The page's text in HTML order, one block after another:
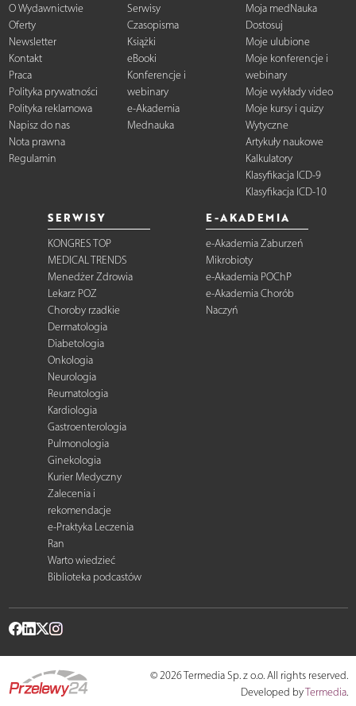
O Wydawnictwie
Oferty
Newsletter
Kontakt
Praca
Polityka prywatności
Polityka reklamowa
Napisz do nas
Nota prawna
Regulamin
Serwisy
Czasopisma
Książki
eBooki
Konferencje i
webinary
e-Akademia
Mednauka
Moja medNauka
Dostosuj
Moje ulubione
Moje konferencje i
webinary
Moje wykłady video
Moje kursy i quizy
Wytyczne
Artykuły naukowe
Kalkulatory
Klasyfikacja ICD-9
Klasyfikacja ICD-10
SERWISY
KONGRES TOP
MEDICAL TRENDS
Menedżer Zdrowia
Lekarz POZ
Choroby rzadkie
Dermatologia
Diabetologia
Onkologia
Neurologia
Reumatologia
Kardiologia
Gastroenterologia
Pulmonologia
Ginekologia
Kurier Medyczny
Zalecenia i
rekomendacje
e-Praktyka Leczenia
Ran
Warto wiedzieć
Biblioteka podcastów
E-AKADEMIA
e-Akademia Zaburzeń
Mikrobioty
e-Akademia POChP
e-Akademia Chorób
Naczyń
© 2026 Termedia Sp. z o.o. All rights reserved.
Developed byTermedia.